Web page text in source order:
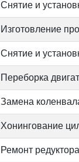
Снятие и
Изготовление
Снятие и
Переборка
Замена
Хонингование
Ремонт